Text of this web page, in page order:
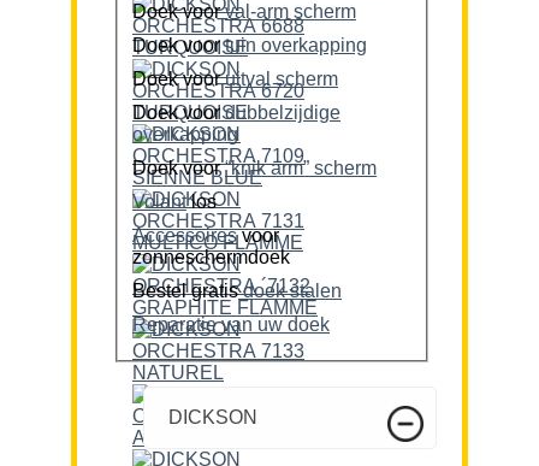
Doek voor
val-arm scherm
Doek voor
tuin overkapping
Doek voor
uitval scherm
Doek voordubbelzijdige
overkapping
Doek voor
“knik arm” scherm
Volantlos
Accessoiresvoor
zonneschermdoek
Bestel gratis doek stalen
Reparatie van uw doek
DICKSON